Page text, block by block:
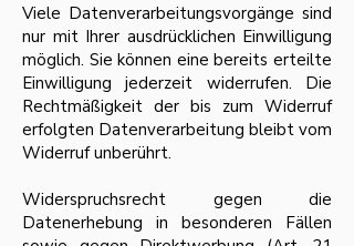
Viele Datenverarbeitungsvorgänge sind
nur mit Ihrer ausdrücklichen Einwilligung
möglich. Sie können eine bereits erteilte
Einwilligung jederzeit widerrufen. Die
Rechtmäßigkeit der bis zum Widerruf
erfolgten Datenverarbeitung bleibt vom
Widerruf unberührt.
Widerspruchsrecht gegen die
Datenerhebung in besonderen Fällen